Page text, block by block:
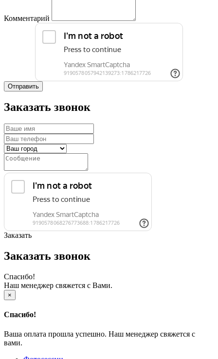
Комментарий
Отправить
Заказать звонок
Заказать
Заказать звонок
Спасибо!
Наш менеджер свяжется с Вами.
×
Спасибо!
Ваша оплата прошла успешно. Наш менеджер свяжется с
вами.